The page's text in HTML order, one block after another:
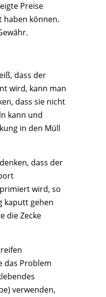
Preise
haben können.
dass der
wird, kann man
dass sie nicht
kann und
in den Müll
dass der
wird, so
kaputt gehen
die Zecke
das Problem
verwenden,